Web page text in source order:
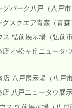
グパーク八戸（八戸市
スクエア青森（青森
ス 弘前展示場（弘前市
店 小松ヶ丘ニュータ
店 八戸展示場（八戸市
八戸ニュータウ展示